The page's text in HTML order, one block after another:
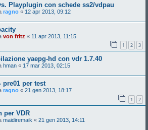
Playplugin con schede ss2/vdpau
ragno « 12 apr 2013, 09:12
von fritz « 11 apr 2013, 11:15
1 2 3
yaepg-hd con vdr 1.7.40
hman « 17 mar 2013, 02:15
pre01 per test
ragno « 21 gen 2013, 18:17
1 2
per VDR
maidiremaik « 21 gen 2013, 14:11